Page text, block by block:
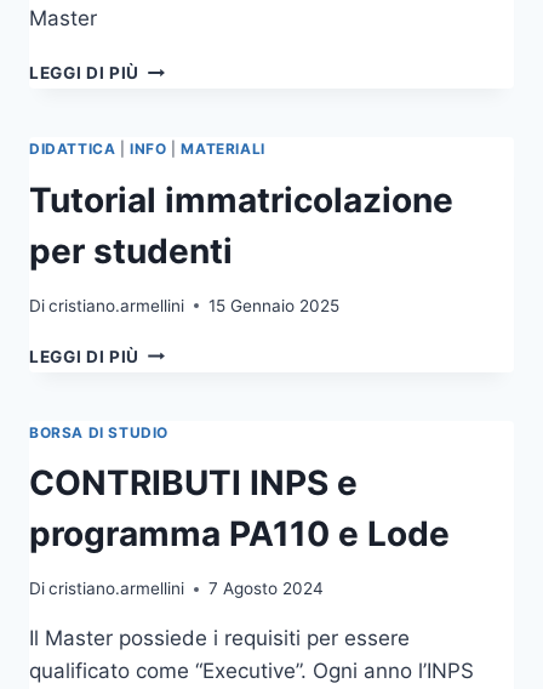
ITALIA
Master
LEGGI DI PIÙ BANDO
DIDATTICA |INFO |MATERIALI
Tutorial immatricolazione
per studenti
Dicristiano.armellini 15 Gennaio 2025
LEGGI DI PIÙ TUTORIAL
STUDENTI
BORSA DI STUDIO
CONTRIBUTI INPS e
programma PA110 e Lode
Dicristiano.armellini 7 Agosto 2024
Il Master possiede i requisiti per essere
qualificato come “Executive”. Ogni anno l’INPS